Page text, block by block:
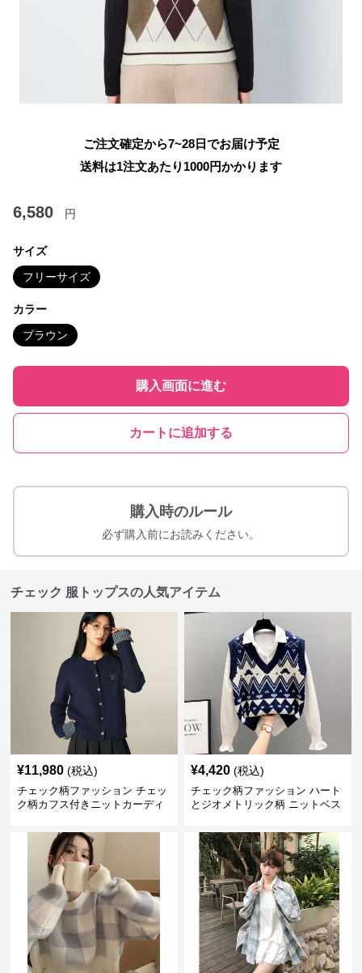
ご注文確定から7~28日でお届け予定
送料は1注文あたり 1000円かかります
6,580 円
サイズ
フリーサイズ
カラー
ブラウン
購入画面に進む
カートに追加する
購入時のルール
必ず購入前にお読みください。
チェック 服トップスの人気アイテム
¥11,980 (税込)
チェック柄ファッション チェッ
ク柄カフス付きニットカーディ
¥4,420 (税込)
チェック柄ファッション ハート
とジオメトリック柄 ニットベス